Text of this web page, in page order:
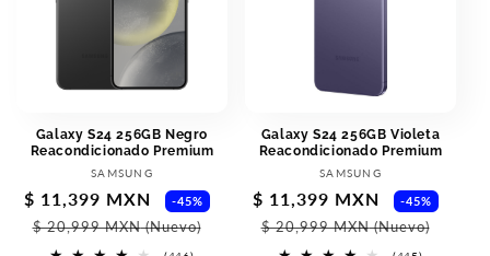
Galaxy S24 256GB Negro
Reacondicionado Premium
Vendor:
SAMSUNG
Sale
price
$ 11,399 MXN -45%
Regular
price
$ 20,999 MXN(Nuevo)
Galaxy S24 256GB Violeta
Reacondicionado Premium
Vendor:
SAMSUNG
Sale
price
$ 11,399 MXN -45%
$ 20,999 MXN(Nuevo)